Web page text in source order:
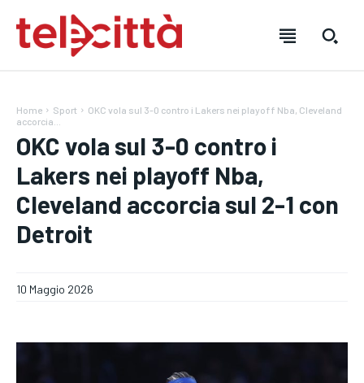
HOME
DIRETTA TELECITTÀ
CRONACA
HOME
DIRETTA TELECITTÀ
CRONACA
HOME
DIRETTA TELECITTÀ
CRONACA
Home Sport
OKC vola sul 3-0 contro i Lakers nei playoff Nba, Cleveland
accorcia...
OKC vola sul 3-0 contro i
Lakers nei playoff Nba,
Cleveland accorcia sul 2-1 con
Detroit
10 Maggio 2026